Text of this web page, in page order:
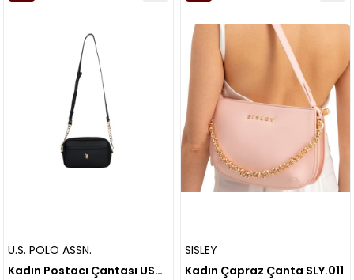
U.S. POLO ASSN.
Kadın Postacı Çantası US26189
SISLEY
Kadın Çapraz Çanta SLY.011